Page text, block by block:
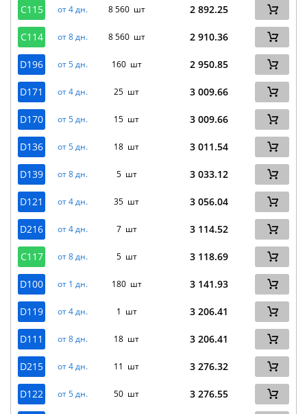
C115 от 4 дн. 8 560 шт 2 892.25
C114 от 8 дн. 8 560 шт 2 910.36
D196 от 5 дн. 160 шт 2 950.85
D171 от 4 дн. 25 шт 3 009.66
D170 от 5 дн. 15 шт 3 009.66
D136 от 5 дн. 18 шт 3 011.54
D139 от 8 дн. 5 шт 3 033.12
D121 от 4 дн. 35 шт 3 056.04
D216 от 4 дн. 7 шт 3 114.52
C117 от 8 дн. 5 шт 3 118.69
D100 от 1 дн. 180 шт 3 141.93
D119 от 4 дн. 1 шт 3 206.41
D111 от 8 дн. 18 шт 3 206.41
D215 от 4 дн. 11 шт 3 276.32
D122 от 5 дн. 50 шт 3 276.55